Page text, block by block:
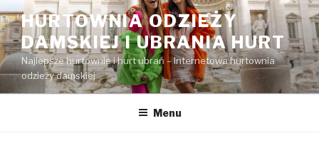
Przejdź
do
treści
HURTOWNIA ODZIEŻY
DAMSKIEJ I UBRANIA HURT
Najlepsze hurtownie i hurt ubrań – Internetowa hurtownia
odzieży damskiej
Menu